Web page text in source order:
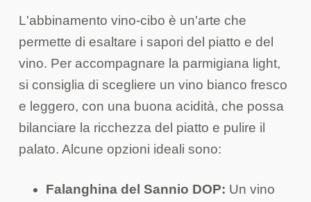
L'abbinamento vino-cibo è un'arte che
permette di esaltare i sapori del piatto e del
vino. Per accompagnare la parmigiana light,
si consiglia di scegliere un vino bianco fresco
e leggero, con una buona acidità, che possa
bilanciare la ricchezza del piatto e pulire il
palato. Alcune opzioni ideali sono:
Falanghina del Sannio DOP: Un vino